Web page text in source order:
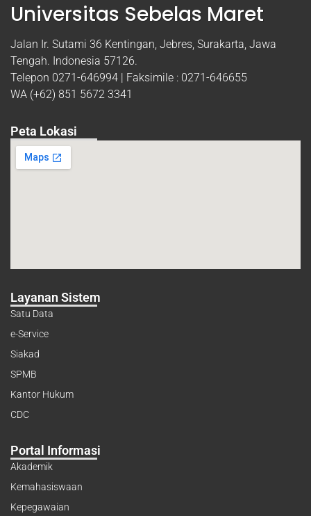
Universitas Sebelas Maret
Jalan Ir. Sutami 36 Kentingan, Jebres, Surakarta, Jawa
Tengah. Indonesia 57126.
Telepon 0271-646994 | Faksimile : 0271-646655
WA (+62) 851 5672 3341
Peta Lokasi
Layanan Sistem
Satu Data
e-Service
Siakad
SPMB
Kantor Hukum
CDC
Portal Informasi
Akademik
Kemahasiswaan
Kepegawaian